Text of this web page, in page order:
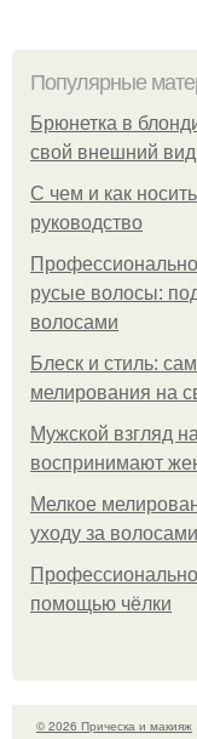
Популярные
Брюнетка в
свой внешний вид
С чем и как
руководство
русые волосы:
волосами
Блеск и стиль:
мелирования на
Мужской взгляд
воспринимают
Мелкое
уходу за волосами
помощью чёлки
© 2026 Прическа и макияж